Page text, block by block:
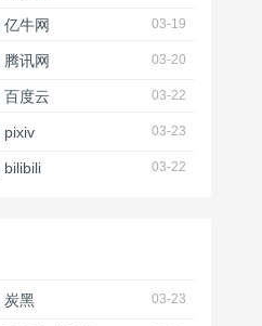
亿牛网 03-19
腾讯网 03-20
百度云 03-22
pixiv 03-23
bilibili 03-22
炭黑 03-23